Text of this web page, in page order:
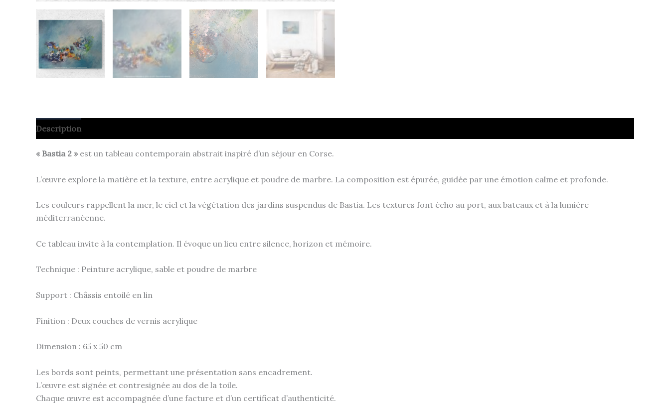
Description
« Bastia 2 »est un tableau contemporain abstrait inspiré d’un séjour en Corse.
L’œuvre explore la matière et la texture, entre acrylique et poudre de marbre. La composition est épurée, guidée par une émotion calme et profonde.
Les couleurs rappellent la mer, le ciel et la végétation des jardins suspendus de Bastia. Les textures font écho au port, aux bateaux et à la lumière
méditerranéenne.
Ce tableau invite à la contemplation. Il évoque un lieu entre silence, horizon et mémoire.
Technique : Peinture acrylique, sable et poudre de marbre
Support : Châssis entoilé en lin
Finition : Deux couches de vernis acrylique
Dimension : 65 x 50 cm
Les bords sont peints, permettant une présentation sans encadrement.
L’œuvre est signée et contresignée au dos de la toile.
Chaque œuvre est accompagnée d’une facture et d’un certificat d’authenticité.